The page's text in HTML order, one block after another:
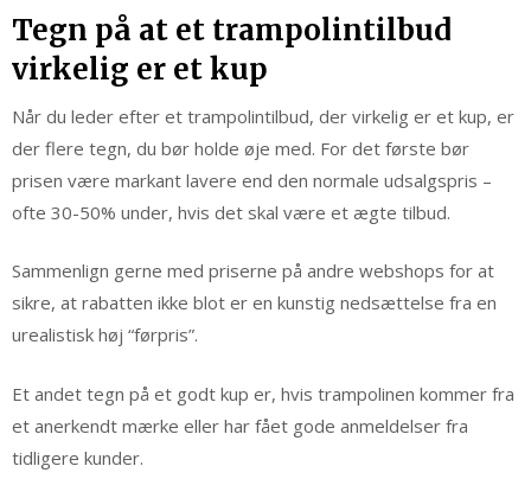
Tegn på at et trampolintilbud
virkelig er et kup
Når du leder efter et trampolintilbud, der virkelig er et kup, er
der flere tegn, du bør holde øje med. For det første bør
prisen være markant lavere end den normale udsalgspris –
ofte 30-50% under, hvis det skal være et ægte tilbud.
Sammenlign gerne med priserne på andre webshops for at
sikre, at rabatten ikke blot er en kunstig nedsættelse fra en
urealistisk høj “førpris”.
Et andet tegn på et godt kup er, hvis trampolinen kommer fra
et anerkendt mærke eller har fået gode anmeldelser fra
tidligere kunder.